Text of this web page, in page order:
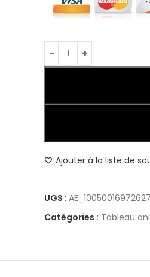
Ajouter à la liste de
UGS :
Catégories : Tableau